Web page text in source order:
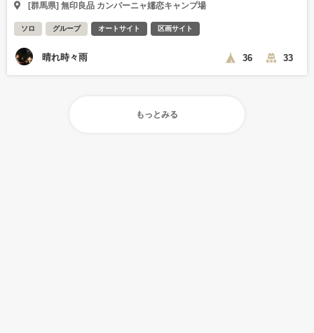
[群馬県] 無印良品 カンパーニャ嬬恋キャンプ場
ソロ グループ オートサイト 区画サイト
晴れ時々雨 36 33
もっとみる